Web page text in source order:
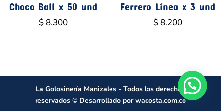
Choco Ball x 50 und
$8.300
Ferrero Línea x 3 und
$8.200
La Golosinería Manizales - Todos los derechos
reservados © Desarrollado porwacosta.com.co